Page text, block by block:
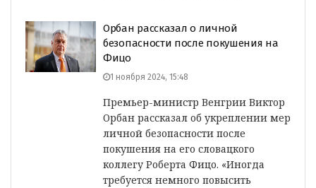
Орбан рассказал о личной
безопасности после покушения на
Фицо
1 ноября 2024, 15:48
Премьер-министр Венгрии Виктор
Орбан рассказал об укреплении мер
личной безопасности после
покушения на его словацкого
коллегу Роберта Фицо. «Иногда
требуется немного повысить